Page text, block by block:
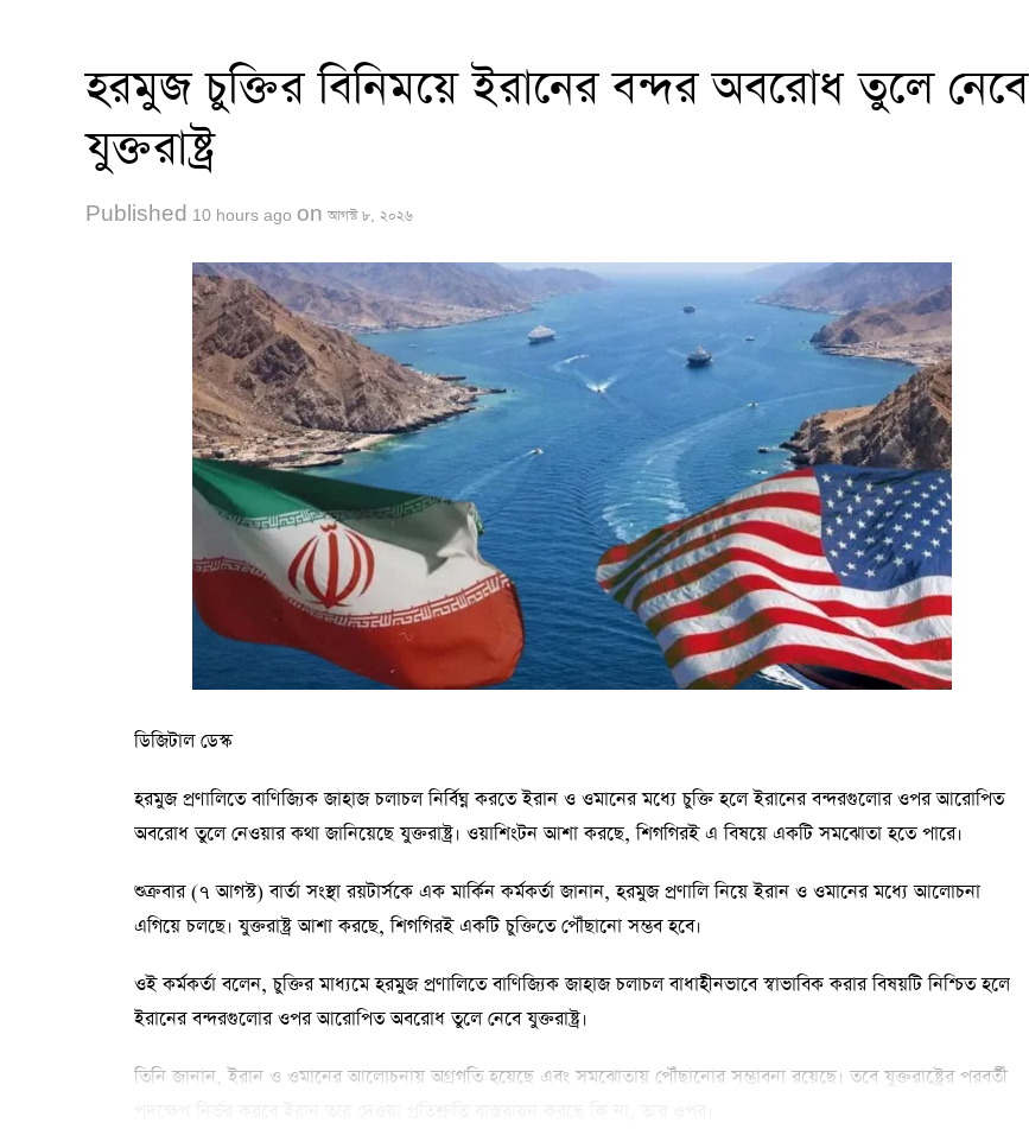
হরমুজ চুক্তির বিনিময়ে ইরানের বন্দর অবরোধ তুলে নেবে
যুক্তরাষ্ট্র
Published 10 hours ago on আগস্ট ৮, ২০২৬
ডিজিটাল ডেস্ক
হরমুজ প্রণালিতে বাণিজ্যিক জাহাজ চলাচল নির্বিঘ্ন করতে ইরান ও ওমানের মধ্যে চুক্তি হলে ইরানের বন্দরগুলোর ওপর আরোপিত
অবরোধ তুলে নেওয়ার কথা জানিয়েছে যুক্তরাষ্ট্র। ওয়াশিংটন আশা করছে, শিগগিরই এ বিষয়ে একটি সমঝোতা হতে পারে।
শুক্রবার (৭ আগস্ট) বার্তা সংস্থা রয়টার্সকে এক মার্কিন কর্মকর্তা জানান, হরমুজ প্রণালি নিয়ে ইরান ও ওমানের মধ্যে আলোচনা
এগিয়ে চলছে। যুক্তরাষ্ট্র আশা করছে, শিগগিরই একটি চুক্তিতে পৌঁছানো সম্ভব হবে।
ওই কর্মকর্তা বলেন, চুক্তির মাধ্যমে হরমুজ প্রণালিতে বাণিজ্যিক জাহাজ চলাচল বাধাহীনভাবে স্বাভাবিক করার বিষয়টি নিশ্চিত হলে
ইরানের বন্দরগুলোর ওপর আরোপিত অবরোধ তুলে নেবে যুক্তরাষ্ট্র।
তিনি জানান, ইরান ও ওমানের আলোচনায় অগ্রগতি হয়েছে এবং সমঝোতায় পৌঁছানোর সম্ভাবনা রয়েছে। তবে যুক্তরাষ্ট্রের পরবর্তী